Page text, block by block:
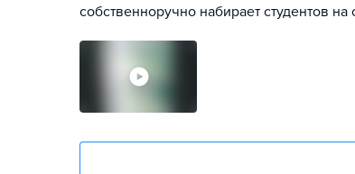
собственноручно набирает студентов на